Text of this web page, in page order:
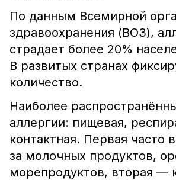
По данным Всемирной
здравоохранения (ВОЗ),
страдает более 20%
В развитых странах
количество.
Наиболее
аллергии: пищевая,
контактная. Первая часто
за молочных продуктов,
морепродуктов, вторая —